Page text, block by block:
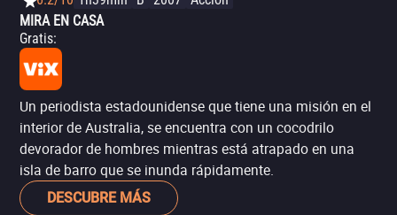
MIRA EN CASA
Gratis:
Un periodista estadounidense que tiene una misión en el
interior de Australia, se encuentra con un cocodrilo
devorador de hombres mientras está atrapado en una
isla de barro que se inunda rápidamente.
DESCUBRE MÁS